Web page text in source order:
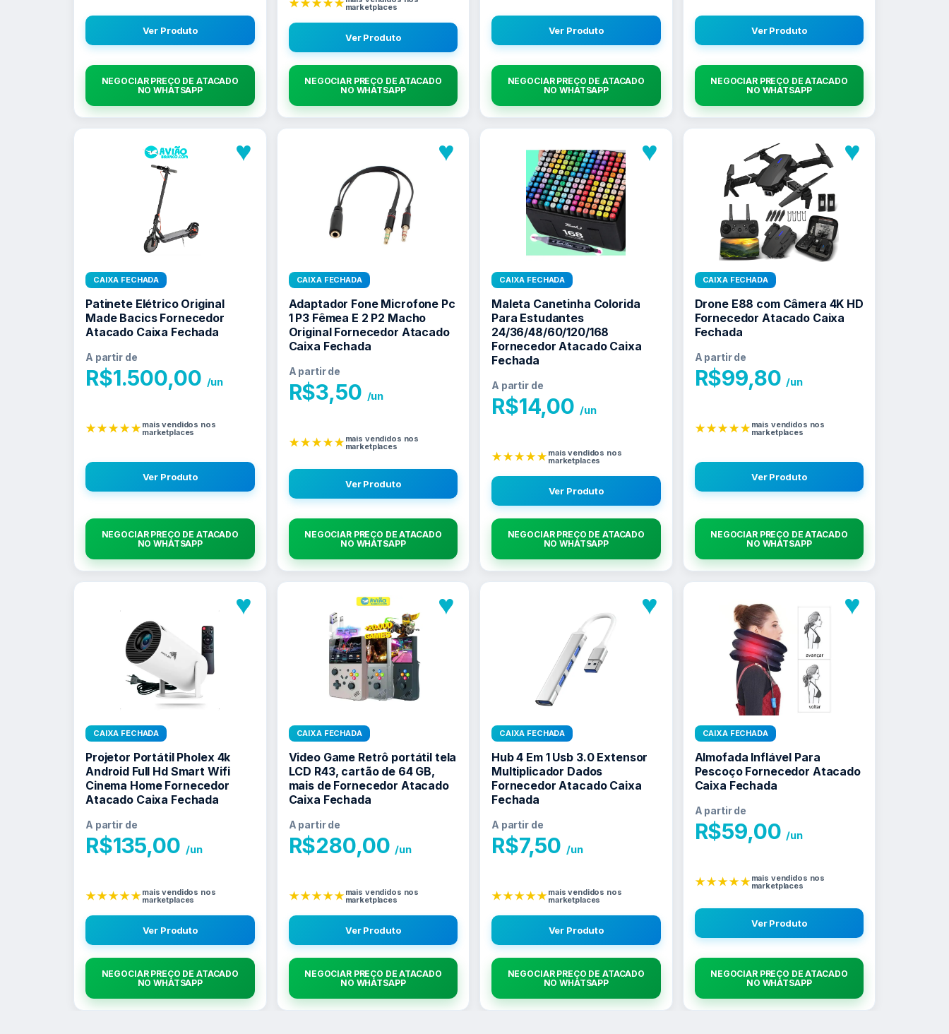
Ver Produto
NEGOCIAR PREÇO DE ATACADO
NO WHATSAPP
★★★★★marketplaces
Ver Produto
NEGOCIAR PREÇO DE ATACADO
NO WHATSAPP
Ver Produto
NEGOCIAR PREÇO DE ATACADO
NO WHATSAPP
Ver Produto
NEGOCIAR PREÇO DE ATACADO
NO WHATSAPP
♥
CAIXA FECHADA
Patinete Elétrico Original
Made Bacics Fornecedor
Atacado Caixa Fechada
A partir de
R$1.500,00 /un
★★★★★mais vendidos nos
marketplaces
Ver Produto
NEGOCIAR PREÇO DE ATACADO
NO WHATSAPP
♥
CAIXA FECHADA
Adaptador Fone Microfone Pc
1 P3 Fêmea E 2 P2 Macho
Original Fornecedor Atacado
Caixa Fechada
A partir de
R$3,50 /un
★★★★★mais vendidos nos
marketplaces
Ver Produto
NEGOCIAR PREÇO DE ATACADO
NO WHATSAPP
♥
CAIXA FECHADA
Maleta Canetinha Colorida
Para Estudantes
24/36/48/60/120/168
Fornecedor Atacado Caixa
Fechada
A partir de
R$14,00 /un
★★★★★mais vendidos nos
marketplaces
Ver Produto
NEGOCIAR PREÇO DE ATACADO
NO WHATSAPP
♥
CAIXA FECHADA
Drone E88 com Câmera 4K HD
Fornecedor Atacado Caixa
Fechada
A partir de
R$99,80 /un
★★★★★mais vendidos nos
marketplaces
Ver Produto
NEGOCIAR PREÇO DE ATACADO
NO WHATSAPP
♥
CAIXA FECHADA
Projetor Portátil Pholex 4k
Android Full Hd Smart Wifi
Cinema Home Fornecedor
Atacado Caixa Fechada
A partir de
R$135,00 /un
★★★★★mais vendidos nos
marketplaces
Ver Produto
NEGOCIAR PREÇO DE ATACADO
NO WHATSAPP
♥
CAIXA FECHADA
Video Game Retrô portátil tela
LCD R43, cartão de 64 GB,
mais de Fornecedor Atacado
Caixa Fechada
A partir de
R$280,00 /un
★★★★★mais vendidos nos
marketplaces
Ver Produto
NEGOCIAR PREÇO DE ATACADO
NO WHATSAPP
♥
CAIXA FECHADA
Hub 4 Em 1 Usb 3.0 Extensor
Multiplicador Dados
Fornecedor Atacado Caixa
Fechada
A partir de
R$7,50 /un
★★★★★mais vendidos nos
marketplaces
Ver Produto
NEGOCIAR PREÇO DE ATACADO
NO WHATSAPP
♥
CAIXA FECHADA
Almofada Inflável Para
Pescoço Fornecedor Atacado
Caixa Fechada
A partir de
R$59,00 /un
★★★★★mais vendidos nos
marketplaces
Ver Produto
NEGOCIAR PREÇO DE ATACADO
NO WHATSAPP